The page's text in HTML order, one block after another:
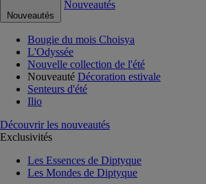
Nouveautés
Nouveautés
Bougie du mois Choisya
L'Odyssée
Nouvelle collection de l'été
Nouveauté Décoration estivale
Senteurs d'été
Ilio
Découvrir les nouveautés
Exclusivités
Les Essences de Diptyque
Les Mondes de Diptyque